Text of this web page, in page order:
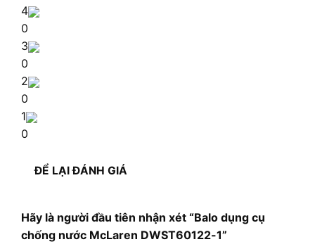
4
0
3
0
2
0
1
0
ĐỂ LẠI ĐÁNH GIÁ
Hãy là người đầu tiên nhận xét “Balo dụng cụ
chống nước McLaren DWST60122-1”